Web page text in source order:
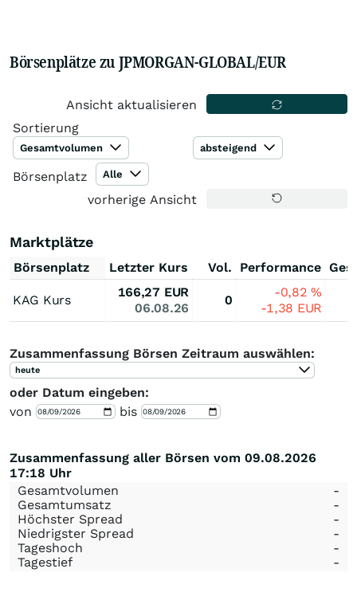
Börsenplätze zu JPMORGAN-GLOBAL/EUR
Ansicht aktualisieren
Sortierung
Gesamtvolumen absteigend
Börsenplatz Alle
vorherige Ansicht
Marktplätze
Börsenplatz Letzter Kurs Vol. Performance
KAG Kurs
166,27 EUR
06.08.26
0
-0,82%
-1,38 EUR
Zusammenfassung Börsen Zeitraum auswählen:
heute
oder Datum eingeben:
von
bis
Zusammenfassung aller Börsen vom 09.08.2026
17:18 Uhr
Gesamtvolumen
-
Gesamtumsatz
-
Höchster Spread
-
Niedrigster Spread
-
Tageshoch
-
Tagestief
-